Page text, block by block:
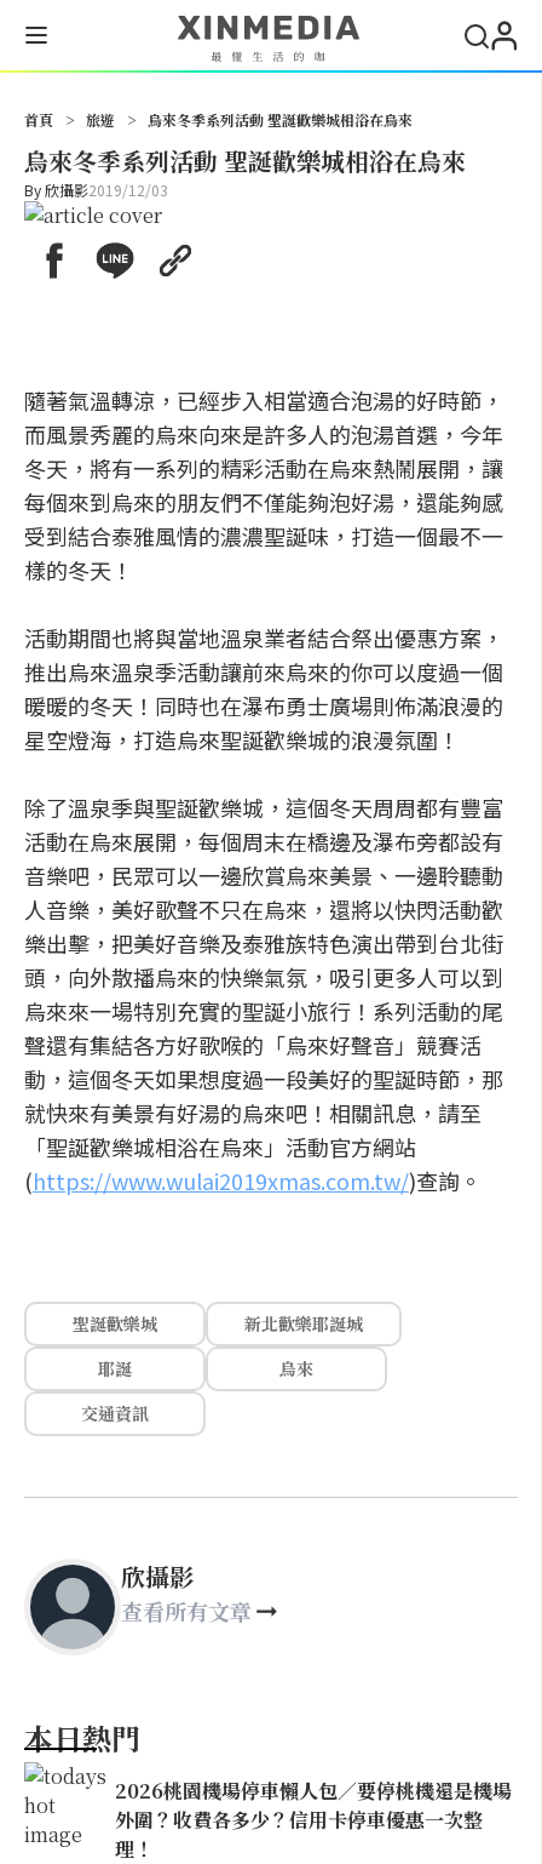
首頁 > 旅遊 > 烏來冬季系列活動 聖誕歡樂城相浴在烏來
烏來冬季系列活動 聖誕歡樂城相浴在烏來
By欣攝影2019/12/03
隨著氣溫轉涼，已經步入相當適合泡湯的好時節，
而風景秀麗的烏來向來是許多人的泡湯首選，今年
冬天，將有一系列的精彩活動在烏來熱鬧展開，讓
每個來到烏來的朋友們不僅能夠泡好湯，還能夠感
受到結合泰雅風情的濃濃聖誕味，打造一個最不一
樣的冬天！
活動期間也將與當地溫泉業者結合祭出優惠方案，
推出烏來溫泉季活動讓前來烏來的你可以度過一個
暖暖的冬天！同時也在瀑布勇士廣場則佈滿浪漫的
星空燈海，打造烏來聖誕歡樂城的浪漫氛圍！
除了溫泉季與聖誕歡樂城，這個冬天周周都有豐富
活動在烏來展開，每個周末在橋邊及瀑布旁都設有
音樂吧，民眾可以一邊欣賞烏來美景、一邊聆聽動
人音樂，美好歌聲不只在烏來，還將以快閃活動歡
樂出擊，把美好音樂及泰雅族特色演出帶到台北街
頭，向外散播烏來的快樂氣氛，吸引更多人可以到
烏來來一場特別充實的聖誕小旅行！系列活動的尾
聲還有集結各方好歌喉的「烏來好聲音」競賽活
動，這個冬天如果想度過一段美好的聖誕時節，那
就快來有美景有好湯的烏來吧！相關訊息，請至
「聖誕歡樂城相浴在烏來」活動官方網站
(https://www.wulai2019xmas.com.tw/)查詢。
聖誕歡樂城
新北歡樂耶誕城
耶誕
烏來
交通資訊
欣攝影
查看所有文章
本日熱門
2026桃園機場停車懶人包／要停桃機還是機場
外圍？收費各多少？信用卡停車優惠一次整
理！